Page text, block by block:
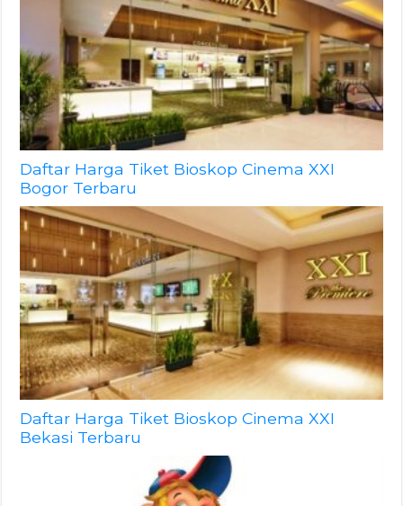
Daftar Harga Tiket Bioskop Cinema XXI
Bogor Terbaru
Daftar Harga Tiket Bioskop Cinema XXI
Bekasi Terbaru